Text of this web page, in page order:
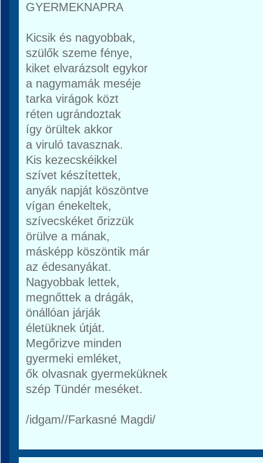
GYERMEKNAPRA
Kicsik és nagyobbak,
szülők szeme fénye,
kiket elvarázsolt egykor
a nagymamák meséje
tarka virágok közt
réten ugrándoztak
így örültek akkor
a viruló tavasznak.
Kis kezecskéikkel
szívet készítettek,
anyák napját köszöntve
vígan énekeltek,
szívecskéket őrizzük
örülve a mának,
másképp köszöntik már
az édesanyákat.
Nagyobbak lettek,
megnőttek a drágák,
önállóan járják
életüknek útját.
Megőrizve minden
gyermeki emléket,
ők olvasnak gyermeküknek
szép Tündér meséket.
/idgam//Farkasné Magdi/